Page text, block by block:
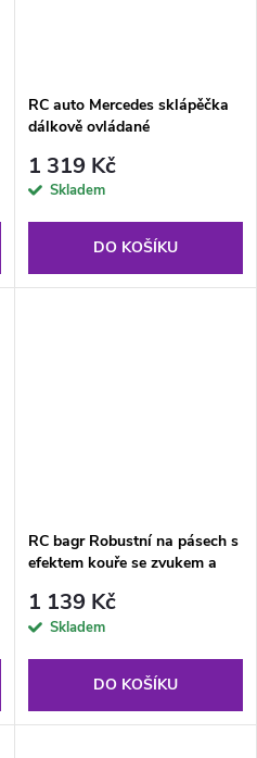
RC auto Mercedes sklápěčka
dálkově ovládané
1 319 Kč
Skladem
DO KOŠÍKU
RC bagr Robustní na pásech s
efektem kouře se zvukem a
1 139 Kč
Skladem
DO KOŠÍKU